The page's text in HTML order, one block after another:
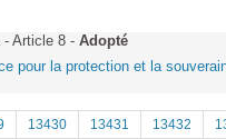
- Article 8 - Adopté
pour la protection et la
13430 13431 13432